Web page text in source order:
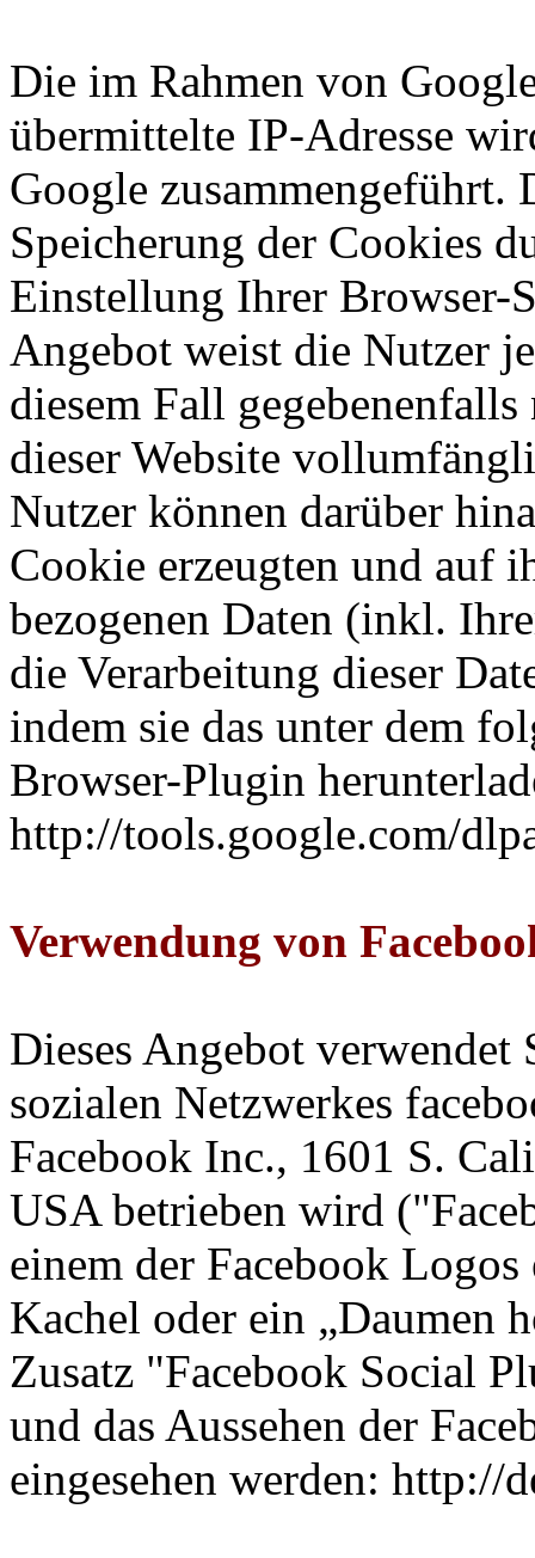
Die im Rahmen von
übermittelte IP-Adresse
Google zusammengeführt.
Speicherung der Cookies
Einstellung Ihrer Browser-
Angebot weist die Nutzer
diesem Fall
dieser Website
Nutzer können darüber
Cookie erzeugten und auf
bezogenen Daten (inkl.
die Verarbeitung dieser
indem sie das unter dem
Browser-Plugin
http://tools.google.com/
Verwendung von
Dieses Angebot
sozialen Netzwerkes
Facebook Inc., 1601 S.
USA betrieben wird
einem der Facebook
Kachel oder ein „Daumen
Zusatz "Facebook Social
und das Aussehen der
eingesehen werden: http://